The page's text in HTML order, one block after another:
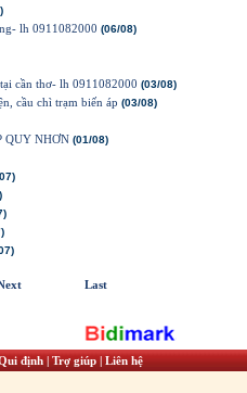
lh 0911082000 (06/08)
cần thơ- lh 0911082000 (03/08)
cầu chì trạm biến áp (03/08)
QUY NHƠN (01/08)
Last
định|Trợ giúp|Liên hệ